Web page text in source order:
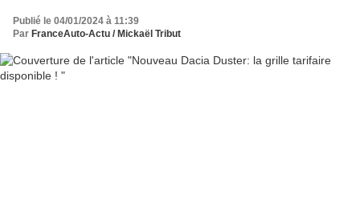
Publié le 04/01/2024 à 11:39
Par FranceAuto-Actu / Mickaël Tribut